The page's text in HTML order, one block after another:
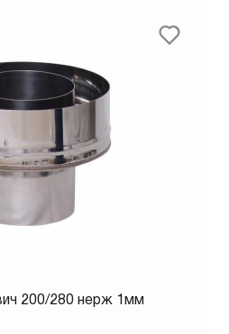
200/280 нерж 1мм